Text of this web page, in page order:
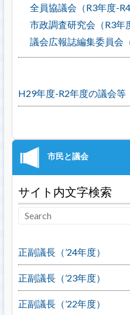
全員協議会（R3年度-R4
市政調査研究会（R3年
議会広報誌編集委員会
H29年度-R2年度の議会等
サイト内文字検索
正副議長（’24年度）
正副議長（’23年度）
正副議長（’22年度）